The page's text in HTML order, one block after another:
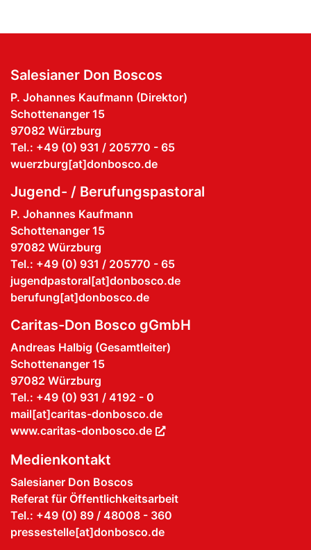
Salesianer Don Boscos
P. Johannes Kaufmann (Direktor)
Schottenanger 15
97082 Würzburg
Tel.: +49 (0) 931 / 205770 - 65
wuerzburg[at]donbosco.de
Jugend- / Berufungspastoral
P. Johannes Kaufmann
Schottenanger 15
97082 Würzburg
Tel.: +49 (0) 931 / 205770 - 65
jugendpastoral[at]donbosco.de
berufung[at]donbosco.de
Caritas-Don Bosco gGmbH
Andreas Halbig (Gesamtleiter)
Schottenanger 15
97082 Würzburg
Tel.: +49 (0) 931 / 4192 - 0
mail[at]caritas-donbosco.de
www.caritas-donbosco.de
Medienkontakt
Salesianer Don Boscos
Referat für Öffentlichkeitsarbeit
Tel.: +49 (0) 89 / 48008 - 360
pressestelle[at]donbosco.de